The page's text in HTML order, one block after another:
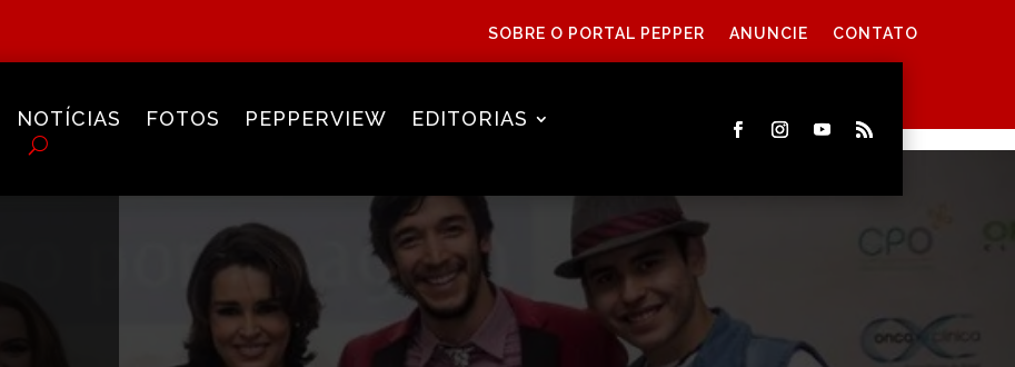
SOBRE O PORTAL PEPPER ANUNCIE CONTATO
NOTÍCIAS FOTOS PEPPERVIEW EDITORIAS